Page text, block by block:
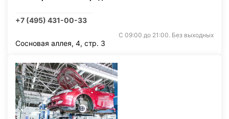
+7 (495) 431-00-33
С 09:00 до 21:00. Без выходных
Сосновая аллея, 4, стр. 3